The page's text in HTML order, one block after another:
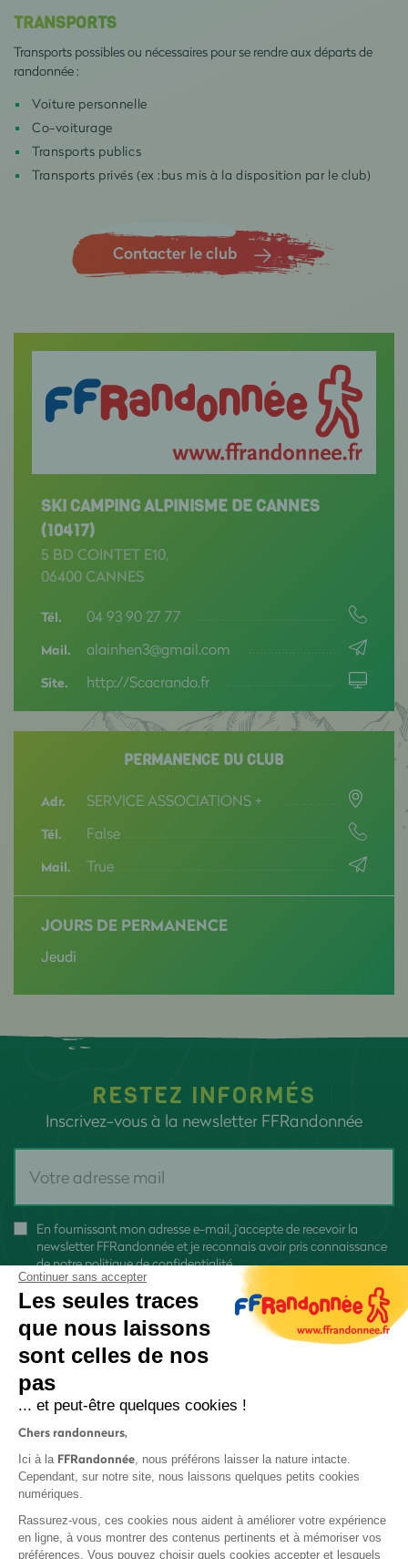
TRANSPORTS
Transports possibles ou nécessaires pour se rendre aux départs de
randonnée :
Voiture personnelle
Co-voiturage
Transports publics
Transports privés (ex :bus mis à la disposition par le club)
Contacter le club
SKI CAMPING ALPINISME DE CANNES
(10417)
5 BD COINTET E10,
06400 CANNES
Tél. 04 93 90 27 77
Mail. alainhen3@gmail.com
Site. http://Scacrando.fr
PERMANENCE DU CLUB
Adr. SERVICE ASSOCIATIONS +
Tél. False
Mail. True
JOURS DE PERMANENCE
Jeudi
RESTEZ INFORMÉS
Inscrivez-vous à la newsletter FFRandonnée
En fournissant mon adresse e-mail, j'accepte de recevoir la
newsletter FFRandonnée et je reconnais avoir pris connaissance
denotre politique de confidentialité
Protection des données
Continuer sans accepter
Les seules traces
que nous laissons
sont celles de nos
pas
... et peut-être quelques cookies !
Chers randonneurs,
Ici à la FFRandonnée, nous préférons laisser la nature intacte.
Cependant, sur notre site, nous laissons quelques petits cookies
numériques.
Rassurez-vous, ces cookies nous aident à améliorer votre expérience
en ligne, à vous montrer des contenus pertinents et à mémoriser vos
préférences. Vous pouvez choisir quels cookies accepter et lesquels